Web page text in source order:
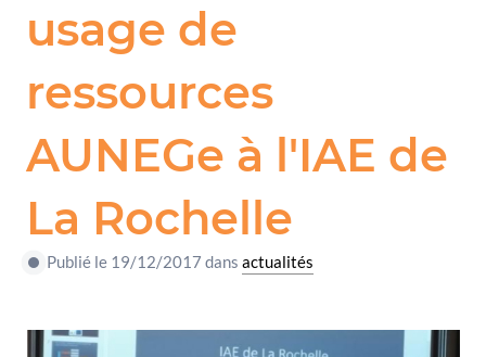
usage de
ressources
AUNEGe à l'IAE de
La Rochelle
Publié le 19/12/2017 dansactualités